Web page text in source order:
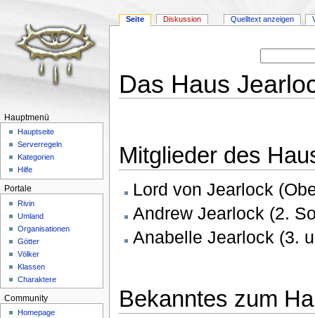
Das Haus
Mitglieder des
Lord von Jearlock
Andrew Jearlock (2.
Anabelle Jearlock (3.
Bekanntes zum
Seite Diskussion Quelltext anzeigen
Hauptmenü
Hauptseite
Serverregeln
Kategorien
Hilfe
Portale
Rivin
Umland
Organisationen
Götter
Völker
Klassen
Charaktere
Community
Homepage